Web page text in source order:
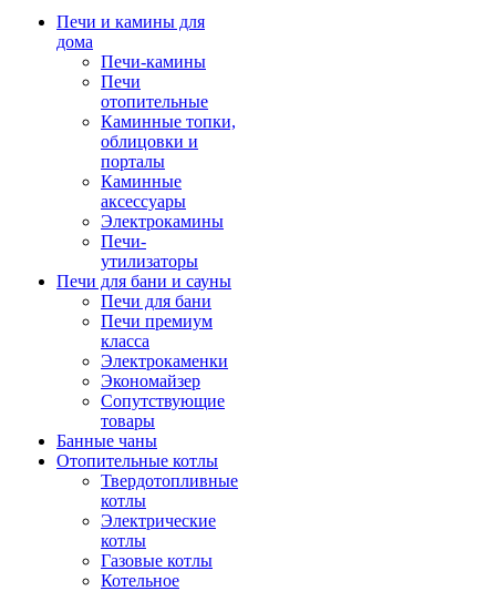
Печи и камины для
дома
Печи-камины
Печи
отопительные
Каминные топки,
облицовки и
порталы
Каминные
аксессуары
Электрокамины
Печи-
утилизаторы
Печи для бани и сауны
Печи для бани
Печи премиум
класса
Электрокаменки
Экономайзер
Сопутствующие
товары
Банные чаны
Отопительные котлы
Твердотопливные
котлы
Электрические
котлы
Газовые котлы
Котельное